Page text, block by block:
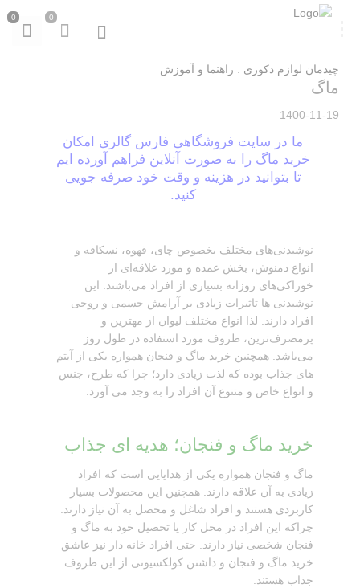
0 0
چیدمان لوازم دکوری راهنما و آموزش
ماگ
1400-11-19
ما در سایت فروشگاهی فارس گالری امکان
خرید ماگ را به صورت آنلاین فراهم آورده ایم
تا بتوانید در هزینه و وقت خود صرفه جویی
کنید.
نوشیدنی‌های مختلف بخصوص چای، قهوه، نسکافه و
انواع دمنوش، بخش عمده و مورد علاقه‌ای از
خوراکی‌های روزانه بسیاری از افراد می‌باشند. این
نوشیدنی ها تاثیرات زیادی بر آرامش جسمی و روحی
افراد دارند. لذا انواع مختلف لیوان از مهترین و
پرمصرف‌ترین، ظروف مورد استفاده در طول روز
می‌باشد. همچنین خرید ماگ و فنجان همواره یکی از آیتم
های جذاب بوده که لذت زیادی دارد؛ چرا که طرح، جنس
و انواع خاص و متنوع آن افراد را به وجد می آورد.
خرید ماگ و فنجان؛ هدیه ای جذاب
ماگ و فنجان همواره یکی از هدایایی است که افراد
زیادی به آن علاقه دارند. همچنین این محصولات بسیار
کاربردی هستند و افراد شاغل و محصل به آن نیاز دارند.
چراکه این افراد در محل کار یا تحصیل خود به ماگ و
فنجان شخصی نیاز دارند. حتی افراد خانه دار نیز عاشق
خرید ماگ و فنجان و داشتن کولکسیونی از این ظروف
جذاب هستند.